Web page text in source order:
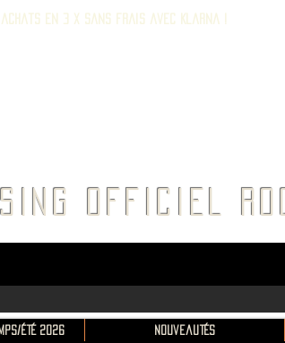
achats en 3 x sans frais avec Klarna !
OFFICIEL
Été 2026 Nouveautés